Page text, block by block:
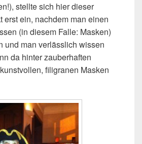
stellte sich hier dieser
erst ein, nachdem man einen
(in diesem Falle: Masken)
und man verlässlich wissen
da hinter zauberhaften
filigranen Masken